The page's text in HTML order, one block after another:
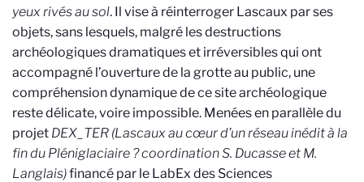
yeux rivés au sol. Il vise à réinterroger Lascaux par ses
objets, sans lesquels, malgré les destructions
archéologiques dramatiques et irréversibles qui ont
accompagné l’ouverture de la grotte au public, une
compréhension dynamique de ce site archéologique
reste délicate, voire impossible. Menées en parallèle du
projet DEX_TER (Lascaux au cœur d’un réseau inédit à la
fin du Pléniglaciaire ? coordination S. Ducasse et M.
Langlais)financé par le LabEx des Sciences